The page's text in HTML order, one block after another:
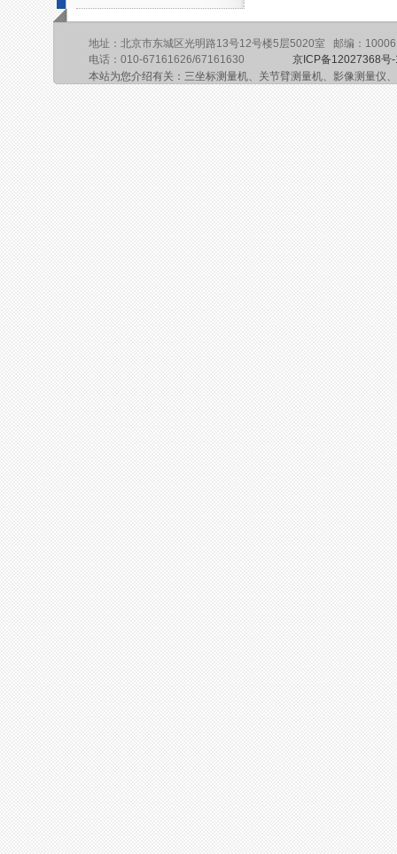
地址：北京市东城区光明路13号12号楼5层5020室 邮编：
电话：010-67161626/67161630 京ICP备12027368号
本站为您介绍有关：三坐标测量机、关节臂测量机、影像测量仪